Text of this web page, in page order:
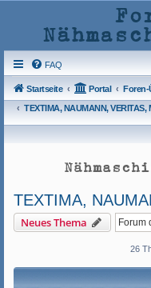
FAQ
Startseite Portal Foren-
TEXTIMA, NAUMANN, VERITAS,
TEXTIMA,
Neues Thema
26